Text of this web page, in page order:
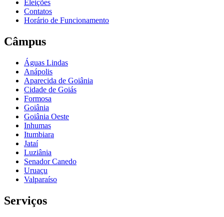
Eleições
Contatos
Horário de Funcionamento
Câmpus
Águas Lindas
Anápolis
Aparecida de Goiânia
Cidade de Goiás
Formosa
Goiânia
Goiânia Oeste
Inhumas
Itumbiara
Jataí
Luziânia
Senador Canedo
Uruaçu
Valparaíso
Serviços